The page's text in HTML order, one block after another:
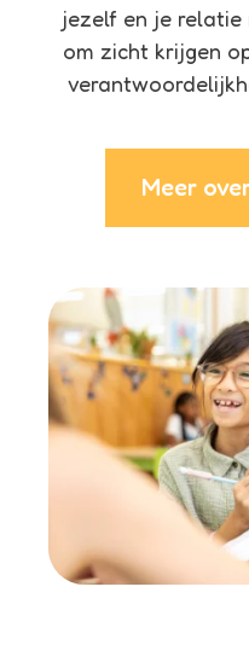
jezelf en je
om zicht krijgen
Meer